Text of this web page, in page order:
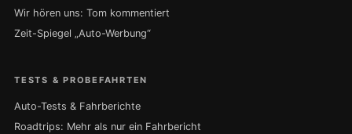
Wir hören uns: Tom kommentiert
Zeit-Spiegel „Auto-Werbung“
TESTS & PROBEFAHRTEN
Auto-Tests & Fahrberichte
Roadtrips: Mehr als nur ein Fahrbericht